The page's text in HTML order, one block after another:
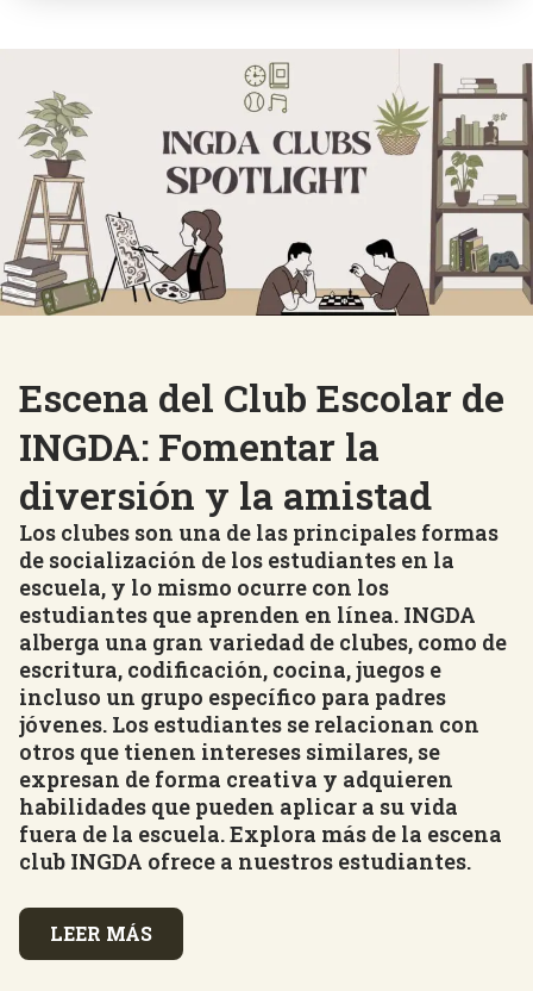
Escena del Club Escolar de
INGDA: Fomentar la
diversión y la amistad
Los clubes son una de las principales formas
de socialización de los estudiantes en la
escuela, y lo mismo ocurre con los
estudiantes que aprenden en línea. INGDA
alberga una gran variedad de clubes, como de
escritura, codificación, cocina, juegos e
incluso un grupo específico para padres
jóvenes. Los estudiantes se relacionan con
otros que tienen intereses similares, se
expresan de forma creativa y adquieren
habilidades que pueden aplicar a su vida
fuera de la escuela. Explora más de la escena
club INGDA ofrece a nuestros estudiantes.
LEER MÁS